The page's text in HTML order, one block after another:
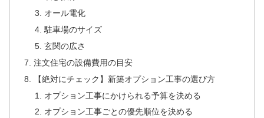
オール電化
駐車場のサイズ
玄関の広さ
注文住宅の設備費用の目安
【絶対にチェック】新築オプション工事の選び方
オプション工事にかけられる予算を決める
オプション工事ごとの優先順位を決める